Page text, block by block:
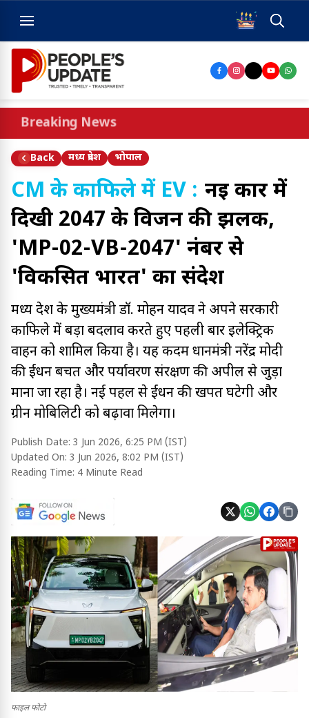
Breaking News
Back मध्य प्रदेश भोपाल
CM के काफिले में EV : नई कार में
दिखी 2047 के विजन की झलक,
'MP-02-VB-2047' नंबर से
'विकसित भारत' का संदेश
मध्य प्रदेश के मुख्यमंत्री डॉ. मोहन यादव ने अपने सरकारी
काफिले में बड़ा बदलाव करते हुए पहली बार इलेक्ट्रिक
वाहन को शामिल किया है। यह कदम प्रधानमंत्री नरेंद्र मोदी
की ईंधन बचत और पर्यावरण संरक्षण की अपील से जुड़ा
माना जा रहा है। नई पहल से ईंधन की खपत घटेगी और
ग्रीन मोबिलिटी को बढ़ावा मिलेगा।
Publish Date: 3 Jun 2026, 6:25 PM (IST)
Updated On: 3 Jun 2026, 8:02 PM (IST)
Reading Time: 4 Minute Read
फाइल फोटो